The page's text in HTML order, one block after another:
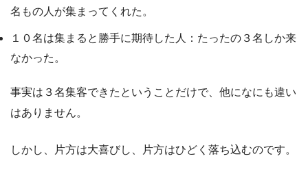
名もの人が集まってくれた。
１０名は集まると勝手に期待した人：たったの３名しか来
なかった。
事実は３名集客できたということだけで、他になにも違い
はありません。
しかし、片方は大喜びし、片方はひどく落ち込むのです。